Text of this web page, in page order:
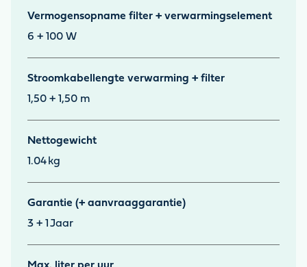
Vermogensopname filter + verwarmingselement
6 + 100 W
Stroomkabellengte verwarming + filter
1,50 + 1,50 m
Nettogewicht
1.04 kg
Garantie (+ aanvraaggarantie)
3 + 1 Jaar